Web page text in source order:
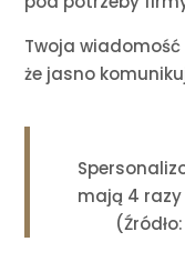
Twoja wiadomość
że jasno
mają 4 razy